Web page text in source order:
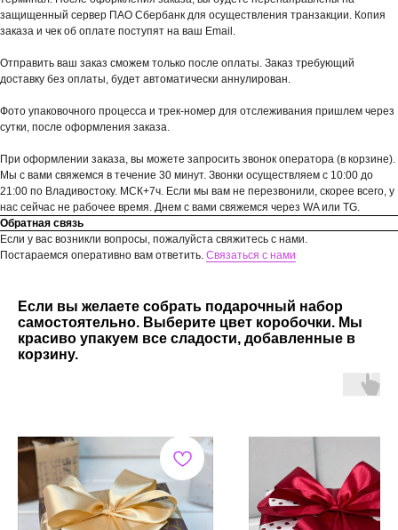
защищенный сервер ПАО Сбербанк для осуществления транзакции. Копия
заказа и чек об оплате поступят на ваш Email.
Отправить ваш заказ сможем только после оплаты. Заказ требующий
доставку без оплаты, будет автоматически аннулирован.
Фото упаковочного процесса и трек-номер для отслеживания пришлем через
сутки, после оформления заказа.
При оформлении заказа, вы можете запросить звонок оператора (в корзине).
Мы с вами свяжемся в течение 30 минут. Звонки осуществляем с 10:00 до
21:00 по Владивостоку. МСК+7ч. Если мы вам не перезвонили, скорее всего, у
нас сейчас не рабочее время. Днем с вами свяжемся через WA или TG.
Обратная связь
Если у вас возникли вопросы, пожалуйста свяжитесь с нами.
Постараемся оперативно вам ответить. Связаться с нами
Если вы желаете собрать подарочный набор
самостоятельно. Выберите цвет коробочки. Мы
красиво упакуем все сладости, добавленные в
корзину.